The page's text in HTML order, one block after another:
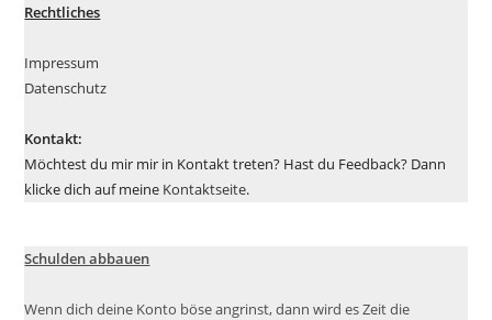
Rechtliches
Impressum
Datenschutz
Kontakt:
Möchtest du mir mir in Kontakt treten? Hast du Feedback? Dann
klicke dich auf meine Kontaktseite.
Schulden abbauen
Wenn dich deine Konto böse angrinst, dann wird es Zeit die